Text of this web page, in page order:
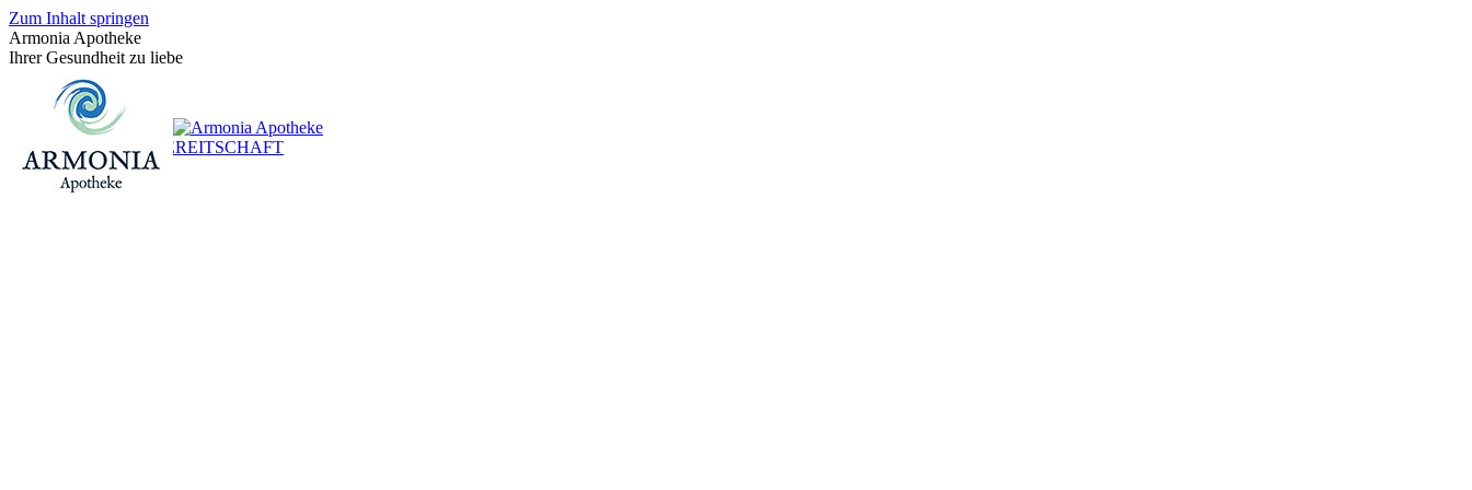
Zum Inhalt springen
Armonia Apotheke
Ihrer Gesundheit zu liebe
+43 (0)1 / 48 624 14BEREITSCHAFT